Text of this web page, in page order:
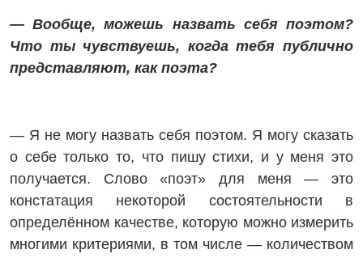
— Вообще, можешь назвать себя поэтом?
Что ты чувствуешь, когда тебя публично
представляют, как поэта?
— Я не могу назвать себя поэтом. Я могу сказать
о себе только то, что пишу стихи, и у меня это
получается. Слово «поэт» для меня — это
констатация некоторой состоятельности в
определённом качестве, которую можно измерить
многими критериями, в том числе — количеством